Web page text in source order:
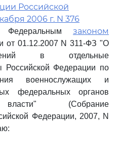
Российской
2006 г. N 376
Федеральным законом
от 01.12.2007 N 311-ФЗ "О
в отдельные
Российской Федерации по
военнослужащих и
федеральных органов
власти" (Собрание
Федерации, 2007, N